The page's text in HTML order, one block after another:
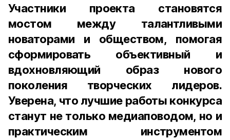
Участники проекта становятся
мостом между талантливыми
новаторами и обществом, помогая
сформировать объективный и
вдохновляющий образ нового
поколения творческих лидеров.
Уверена, что лучшие работы конкурса
станут не только медиаповодом, но и
практическим инструментом